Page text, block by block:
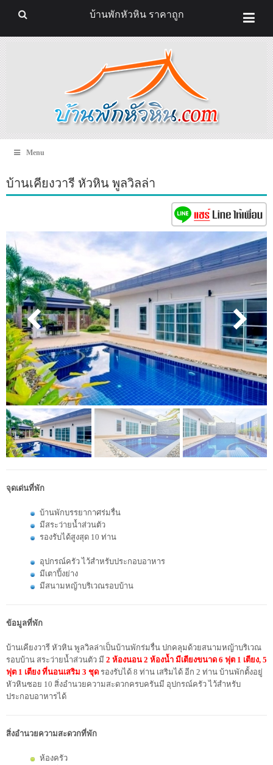
Menu
บ้านเคียงวารี หัวหิน พูลวิลล่า
จุดเด่นที่พัก
บ้านพักบรรยากาศร่มรื่น
มีสระว่ายน้ำส่วนตัว
รองรับได้สูงสุด 10 ท่าน
อุปกรณ์ครัว ไว้สำหรับประกอบอาหาร
มีเตาปิ้งย่าง
มีสนามหญ้าบริเวณรอบบ้าน
ข้อมูลที่พัก
บ้านเคียงวารี หัวหิน พูลวิลล่าเป็นบ้านพักร่มรื่น ปกคลุมด้วยสนามหญ้าบริเวณ
รอบบ้าน สระว่ายน้ำส่วนตัว มี 2 ห้องนอน 2 ห้องน้ำ มีเตียงขนาด 6 ฟุต 1 เตียง, 5
ฟุต 1 เตียง ที่นอนเสริม 3 ชุด รองรับได้ 8 ท่าน เสริมได้ อีก 2 ท่าน บ้านพักตั้งอยู่
หัวหินซอย 10 สิ่งอำนวยความสะดวกครบครันมี อุปกรณ์ครัว ไว้สำหรับ
ประกอบอาหารได้
สิ่งอำนวยความสะดวกที่พัก
ห้องครัว
บ้านพักหัวหิน ราคาถูก